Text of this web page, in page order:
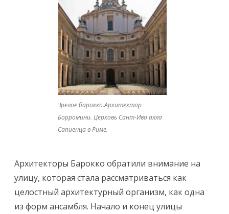
Зрелое барокко.Архитектор
Борромини. Церковь Сант-Иво алла
Сапиенца в Риме.
Архитекторы Барокко обратили внимание на
улицу, которая стала рассматриваться как
целостный архитектурный организм, как одна
из форм ансамбля. Начало и конец улицы